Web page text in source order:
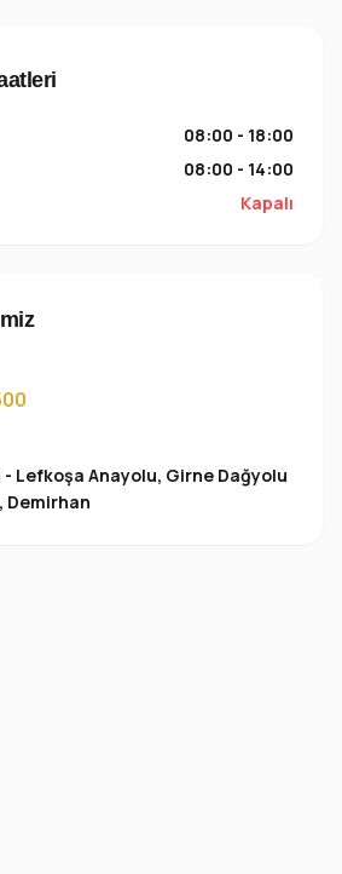
08:00 - 18:00
08:00 - 14:00
Kapalı
Lefkoşa Anayolu, Girne Dağyolu
Demirhan